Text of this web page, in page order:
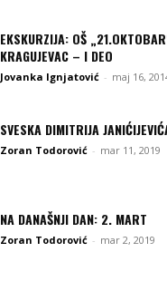
EKSKURZIJA: OŠ
KRAGUJEVAC – I DEO
Jovanka Ignjatović - maj 16,
SVESKA DIMITRIJA
Zoran Todorović - mar 11, 2019
NA DANAŠNJI DAN: 2. MART
Zoran Todorović - mar 2, 2019